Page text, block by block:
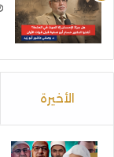
الأخيرة